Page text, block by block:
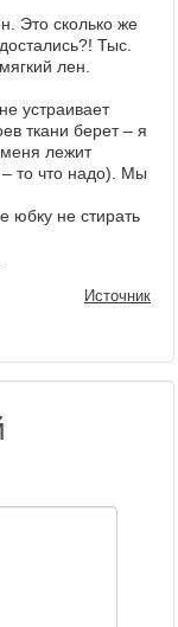
Это сколько же
Тыс.
лен.
устраивает
ткани берет – я
лежит
то что надо). Мы
юбку не стирать
Источник